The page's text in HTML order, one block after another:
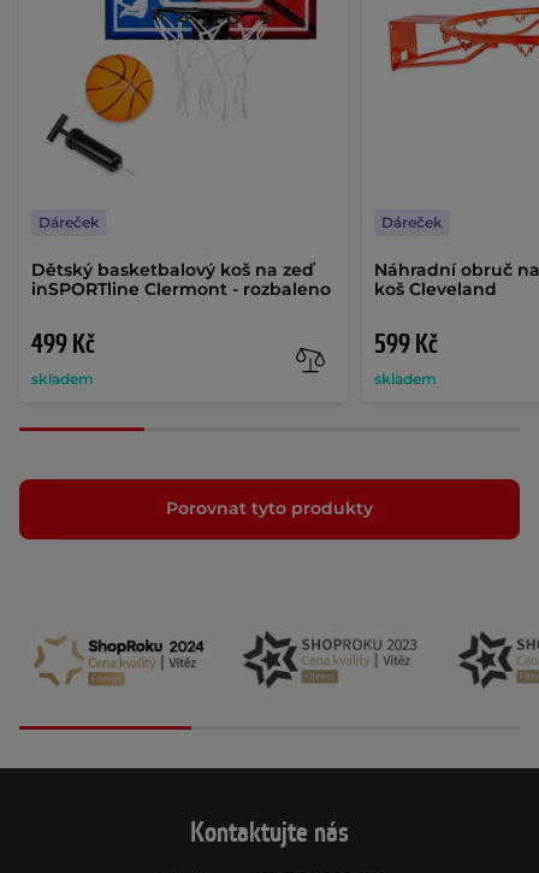
Dětský basketbalový koš na zeď
inSPORTline Clermont - rozbaleno
499 Kč
skladem
Dáreček
Náhradní obruč
koš Cleveland
599 Kč
skladem
Dáreček
Porovnat tyto produkty
Kontaktujte nás